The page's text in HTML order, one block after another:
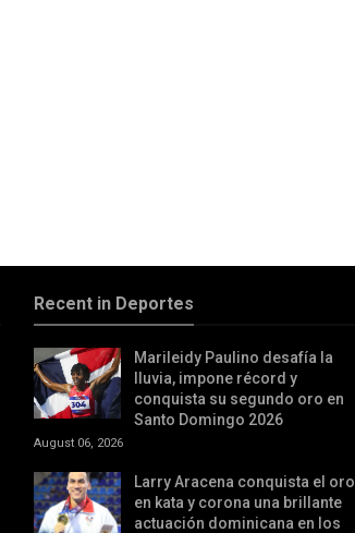
Recent in Deportes
Marileidy Paulino desafía la
lluvia, impone récord y
conquista su segundo oro en
Santo Domingo 2026
August 06, 2026
Larry Aracena conquista el oro
en kata y corona una brillante
actuación dominicana en los